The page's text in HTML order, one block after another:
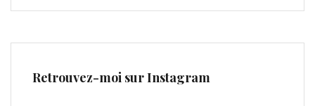
Retrouvez-moi sur Instagram